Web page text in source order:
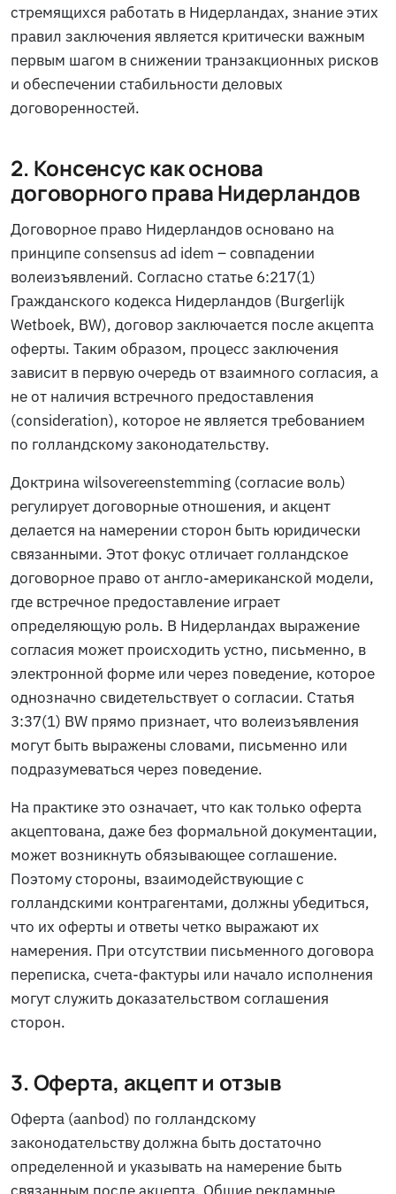
стремящихся работать в Нидерландах, знание этих
правил заключения является критически важным
первым шагом в снижении транзакционных рисков
и обеспечении стабильности деловых
договоренностей.
2. Консенсус как основа
договорного права Нидерландов
Договорное право Нидерландов основано на
принципе consensus ad idem – совпадении
волеизъявлений. Согласно статье 6:217(1)
Гражданского кодекса Нидерландов (Burgerlijk
Wetboek, BW), договор заключается после акцепта
оферты. Таким образом, процесс заключения
зависит в первую очередь от взаимного согласия, а
не от наличия встречного предоставления
(consideration), которое не является требованием
по голландскому законодательству.
Доктринаwilsovereenstemming (согласие воль)
регулирует договорные отношения, и акцент
делается на намерении сторон быть юридически
связанными. Этот фокус отличает голландское
договорное право от англо-американской модели,
где встречное предоставление играет
определяющую роль. В Нидерландах выражение
согласия может происходить устно, письменно, в
электронной форме или через поведение, которое
однозначно свидетельствует о согласии. Статья
3:37(1) BW прямо признает, что волеизъявления
могут быть выражены словами, письменно или
подразумеваться через поведение.
На практике это означает, что как только оферта
акцептована, даже без формальной документации,
может возникнуть обязывающее соглашение.
Поэтому стороны, взаимодействующие с
голландскими контрагентами, должны убедиться,
что их оферты и ответы четко выражают их
намерения. При отсутствии письменного договора
переписка, счета-фактуры или начало исполнения
могут служить доказательством соглашения
сторон.
3. Оферта, акцепт и отзыв
Оферта (aanbod) по голландскому
законодательству должна быть достаточно
определенной и указывать на намерение быть